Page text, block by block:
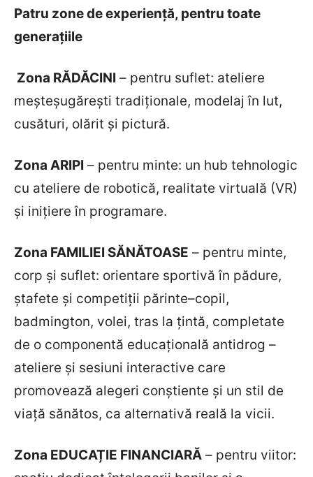
Patru zone de experiență, pentru toate
generațiile
Zona RĂDĂCINI – pentru suflet: ateliere
meșteșugărești tradiționale, modelaj în lut,
cusături, olărit și pictură.
Zona ARIPI – pentru minte: un hub tehnologic
cu ateliere de robotică, realitate virtuală (VR)
și inițiere în programare.
Zona FAMILIEI SĂNĂTOASE – pentru minte,
corp și suflet: orientare sportivă în pădure,
ștafete și competiții părinte–copil,
badmington, volei, tras la țintă, completate
de o componentă educațională antidrog –
ateliere și sesiuni interactive care
promovează alegeri conștiente și un stil de
viață sănătos, ca alternativă reală la vicii.
Zona EDUCAȚIE FINANCIARĂ – pentru viitor: